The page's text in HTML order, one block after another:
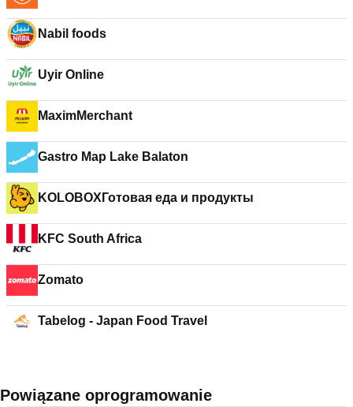
Nabil foods
Uyir Online
MaximMerchant
Gastro Map Lake Balaton
KOLOBOXГотовая еда и продукты
KFC South Africa
Zomato
Tabelog - Japan Food Travel
Powiązane oprogramowanie